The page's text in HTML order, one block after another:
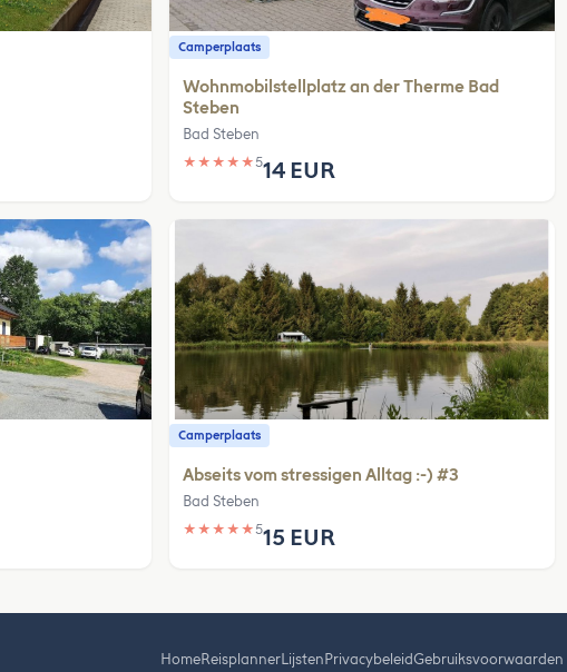
Camperplaats
Wohnmobilstellplatz an der Therme Bad
Steben
Bad Steben
★ ★ ★ ★ ★514 EUR
Camperplaats
Abseits vom stressigen Alltag :-) #3
Bad Steben
★ ★ ★ ★ ★515 EUR
HomeReisplannerLijsten PrivacybeleidGebruiksvoorwaarden